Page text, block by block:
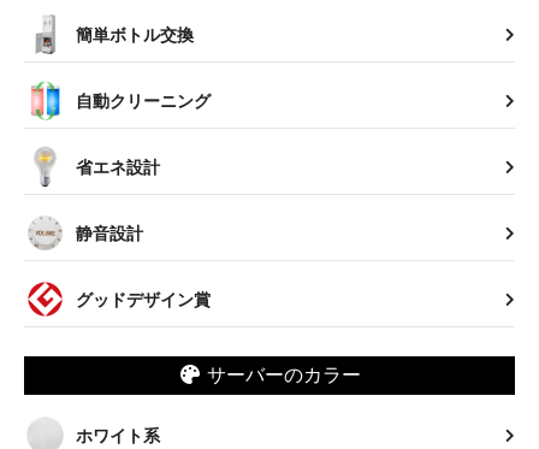
簡単ボトル交換
自動クリーニング
省エネ設計
静音設計
グッドデザイン賞
サーバーのカラー
ホワイト系